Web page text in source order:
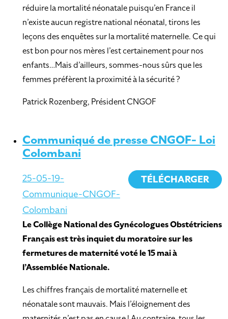
réduire la mortalité néonatale puisqu’en France il
n’existe aucun registre national néonatal, tirons les
leçons des enquêtes sur la mortalité maternelle. Ce qui
est bon pour nos mères l’est certainement pour nos
enfants…Mais d’ailleurs, sommes-nous sûrs que les
femmes préfèrent la proximité à la sécurité ?
Patrick Rozenberg, Président CNGOF
Communiqué de presse CNGOF- Loi
Colombani
25-05-19-
Communique-CNGOF-
Colombani
TÉLÉCHARGER
Le Collège National des Gynécologues Obstétriciens
Français est très inquiet du moratoire sur les
fermetures de maternité voté le 15 mai à
l’Assemblée Nationale.
Les chiffres français de mortalité maternelle et
néonatale sont mauvais. Mais l’éloignement des